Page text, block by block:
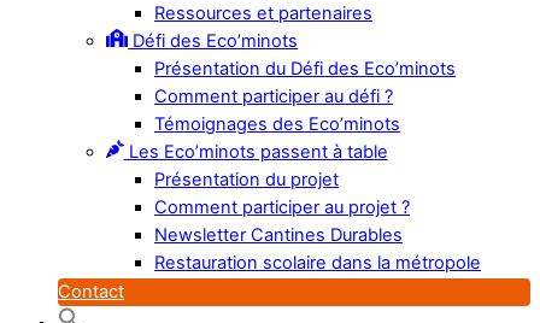
Ressources et partenaires
Défi des Eco’minots
Présentation du Défi des Eco’minots
Comment participer au défi ?
Témoignages des Eco’minots
Les Eco’minots passent à table
Présentation du projet
Comment participer au projet ?
Newsletter Cantines Durables
Restauration scolaire dans la métropole
Contact